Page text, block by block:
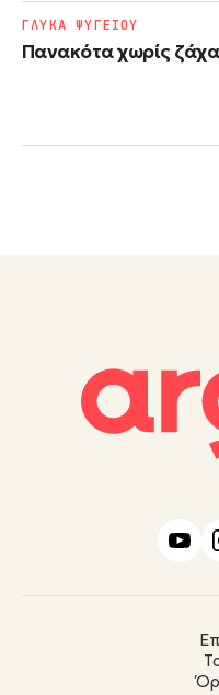
Πανακότα χωρίς
ΓΛΥΚΑ ΨΥΓΕΙΟΥ